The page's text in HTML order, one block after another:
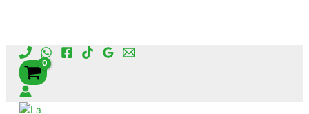
Aller
contenu